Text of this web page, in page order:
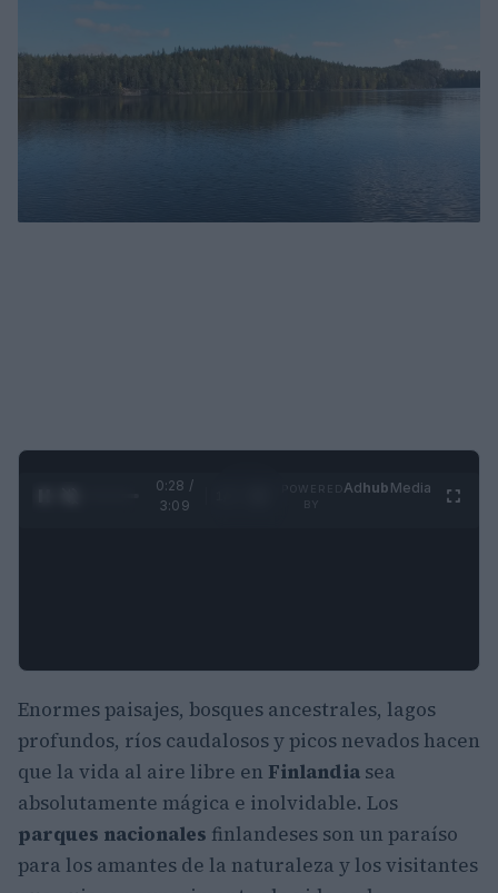
0:29 /
3:09
Adhub Media
Enormes paisajes, bosques ancestrales, lagos
profundos, ríos caudalosos y picos nevados hacen
que la vida al aire libre en Finlandia sea
absolutamente mágica e inolvidable. Los
parques nacionales finlandeses son un paraíso
para los amantes de la naturaleza y los visitantes